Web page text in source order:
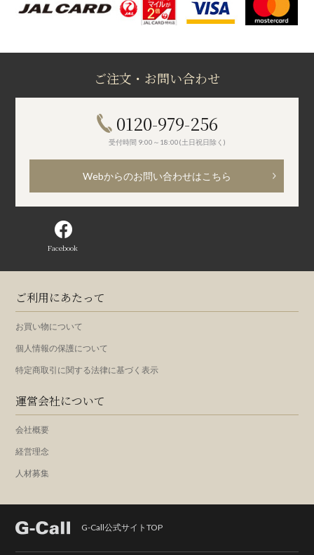
ご注文・お問い合わせ
0120-979-256
受付時間 9:00～18:00(土日祝日除く)
Webからのお問い合わせはこちら
Facebook
ご利用にあたって
お買い物について
個人情報の保護について
特定商取引に関する法律に基づく表示
運営会社について
会社概要
経営理念
人材募集
G-Call公式サイトTOP